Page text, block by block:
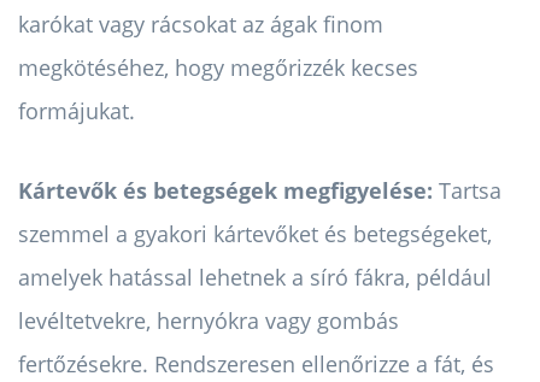
karókat vagy rácsokat az ágak finom
megkötéséhez, hogy megőrizzék kecses
formájukat.
Kártevők és betegségek megfigyelése: Tartsa
szemmel a gyakori kártevőket és betegségeket,
amelyek hatással lehetnek a síró fákra, például
levéltetvekre, hernyókra vagy gombás
fertőzésekre. Rendszeresen ellenőrizze a fát, és